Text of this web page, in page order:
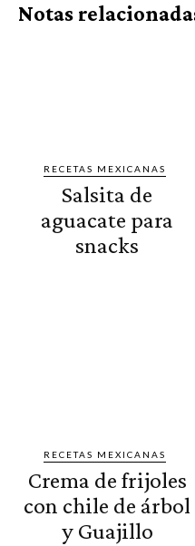
Notas
RECETAS MEXICANAS
Salsita de
aguacate para
snacks
RECETAS MEXICANAS
Crema de frijoles
con chile de árbol
y Guajillo